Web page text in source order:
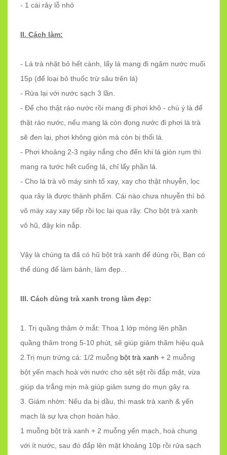
- 1 cái rây lỗ nhỏ
II. Cách làm:
- Lá trà nhặt bỏ hết cành, lấy lá mang đi ngâm nước muối
15p (để loại bỏ thuốc trừ sâu trên lá)
- Rửa lại với nước sạch 3 lần.
- Để cho thật ráo nước rồi mang đi phơi khô - chú ý là để
thật ráo nước, nếu mang lá còn đọng nước đi phơi lá trà
sẽ đen lại, phơi không giòn mà còn bị thối lá.
- Phơi khoảng 2-3 ngày nắng cho đến khi lá giòn rụm thì
mang ra tước hết cuống lá, chỉ lấy phần lá.
- Cho lá trà vô máy sinh tố xay, xay cho thật nhuyễn, lọc
qua rây là được thành phẩm. Cái nào chưa nhuyễn thì bỏ
vô máy xay xay tiếp rồi lọc lại qua rây. Cho bột trà xanh
vô hũ, đậy kín nắp.
Vậy là chúng ta đã có hũ bột trà xanh để dùng rồi, Bạn có
thể dùng để làm bánh, làm đẹp...
III. Cách dùng trà xanh trong làm đẹp:
1. Trị quầng thâm ở mắt: Thoa 1 lớp mỏng lên phần
quầng thâm trong 5-10 phút, sẽ giúp giảm thâm hiệu quả
2.Trị mụn trứng cá: 1/2 muỗng bột trà xanh + 2 muỗng
bột yến mạch hoà với nước cho sệt sệt rồi đắp mặt, vừa
giúp da trắng mịn mà giúp giảm sưng do mụn gây ra.
3. Giảm nhờn: Nếu da bị dầu, thì mask trà xanh & yến
mạch là sự lựa chọn hoàn hảo.
1 muỗng bột trà xanh + 2 muỗng yến mạch, hoà chung
với ít nước, sau đó đắp lên mặt khoảng 10p rồi rửa sạch